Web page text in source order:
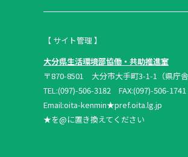
【 サイト管理 】
大分県生活環境部協働・共助推進室
〒870-8501 大分市大手町3-1-1（県庁舎
TEL:(097)-506-3182 FAX:(097)-506-1741
Email:oita-kenmin★pref.oita.lg.jp
★を@に置き換えてください